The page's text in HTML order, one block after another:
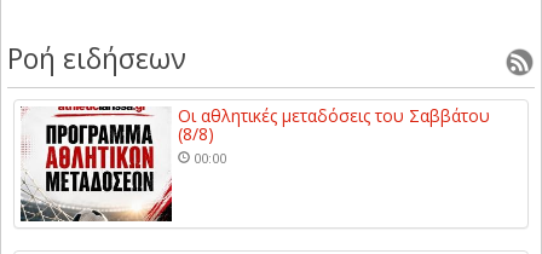
Ροή ειδήσεων
Οι αθλητικές μεταδόσεις του Σαββάτου
(8/8)
00:00